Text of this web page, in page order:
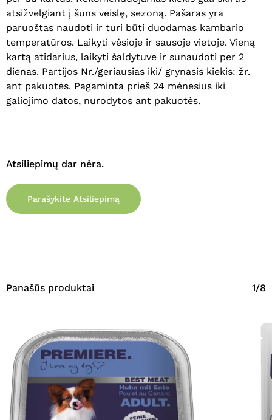
Krepšelyje nėra produktų.
Eiti Į Parduotuvę
atsižvelgiant į šuns veislę, sezoną. Pašaras yra
paruoštas naudoti ir turi būti duodamas kambario
temperatūros. Laikyti vėsioje ir sausoje vietoje. Vieną
kartą atidarius, laikyti šaldytuve ir sunaudoti per 2
dienas. Partijos Nr./geriausias iki/ grynasis kiekis: žr.
ant pakuotės. Pagaminta prieš 24 mėnesius iki
galiojimo datos, nurodytos ant pakuotės.
Atsiliepimų dar nėra.
Parašykite Atsiliepimą
Panašūs produktai 1/8